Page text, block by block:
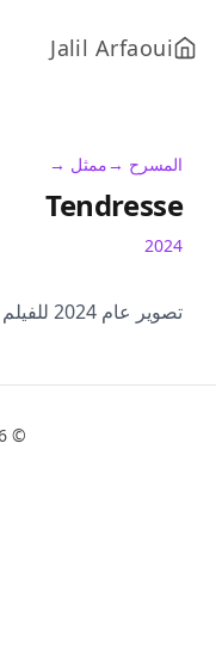
Jalil Arfaoui
المسرح →ممثل →
Tendresse
2024
تصوير عام 2024 للفيلم القصير
© 2026 جليل عرفاوي